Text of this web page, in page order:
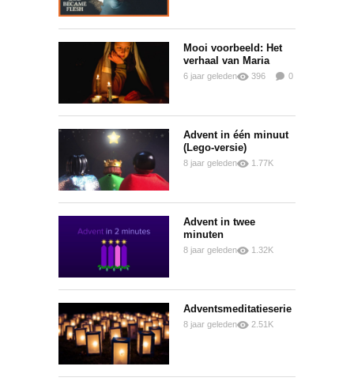
Mooi voorbeeld: Het
verhaal van Maria
6 jaar geleden 396
0
Advent in één minuut
(Lego-versie)
8 jaar geleden
1.77K
Advent in twee
minuten
8 jaar geleden
1.32K
Adventsmeditatieserie
8 jaar geleden
2.51K